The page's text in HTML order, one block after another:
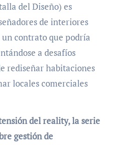
del Diseño) es
de interiores
contrato que podría
a desafíos
rediseñar habitaciones
locales comerciales
del reality, la serie
gestión de